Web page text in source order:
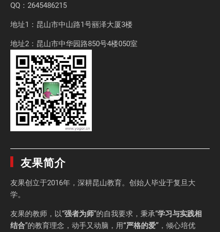
QQ：2645486215
地址1：昆山市中山路1号丽泽大厦3楼
地址2：昆山市中华园路850号4楼050室
友果简介
友果创立于2016年，深耕昆山教育。创始人毕业于复旦大
学。
友果的教师，以“强者为师”的自我要求，秉承“学习与实践相
结合”的教育理念，动手又动脑，用“严格的爱” ，倾心培优